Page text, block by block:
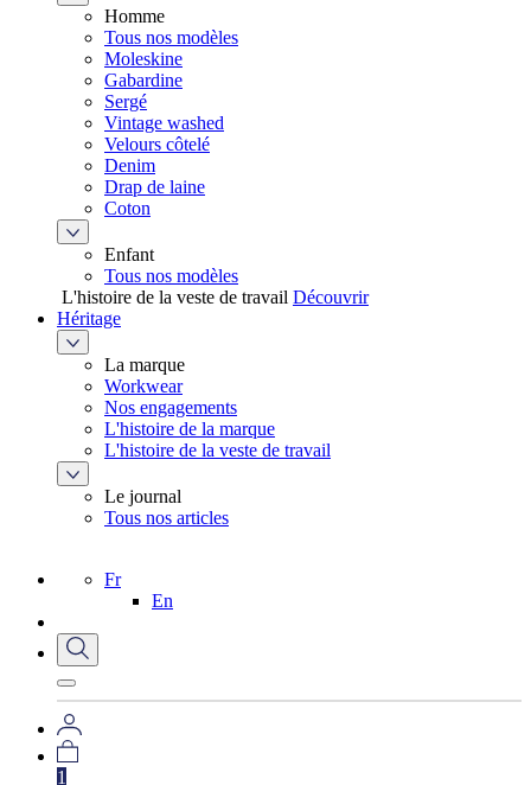
Homme
Tous nos modèles
Moleskine
Gabardine
Sergé
Vintage washed
Velours côtelé
Denim
Drap de laine
Coton
Enfant
Tous nos modèles
L'histoire de la veste de travail Découvrir
Héritage
La marque
Workwear
Nos engagements
L'histoire de la marque
L'histoire de la veste de travail
Le journal
Tous nos articles
Fr
En
1